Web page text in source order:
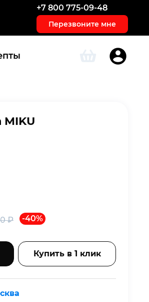
+7 800 775-09-48
Перезвоните мне
MIKU
₽ -40%
Купить в 1 клик